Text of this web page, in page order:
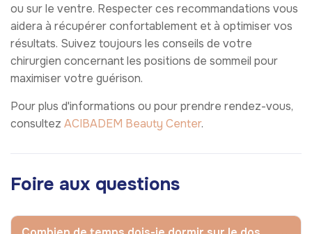
ou sur le ventre. Respecter ces recommandations vous
aidera à récupérer confortablement et à optimiser vos
résultats. Suivez toujours les conseils de votre
chirurgien concernant les positions de sommeil pour
maximiser votre guérison.
Pour plus d'informations ou pour prendre rendez-vous,
consultez ACIBADEM Beauty Center.
Foire aux questions